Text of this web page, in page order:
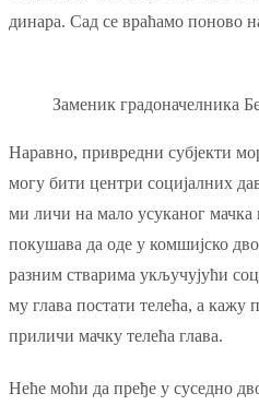
динара. Сад се враћамо поново
Заменик градоначелника
Наравно, привредни субјекти
могу бити центри социјалних
ми личи на мало усуканог мачка
покушава да оде у комшијско
разним стварима укључујући
му глава постати телећа, а
приличи мачку телећа глава.
Неће моћи да пређе у суседно